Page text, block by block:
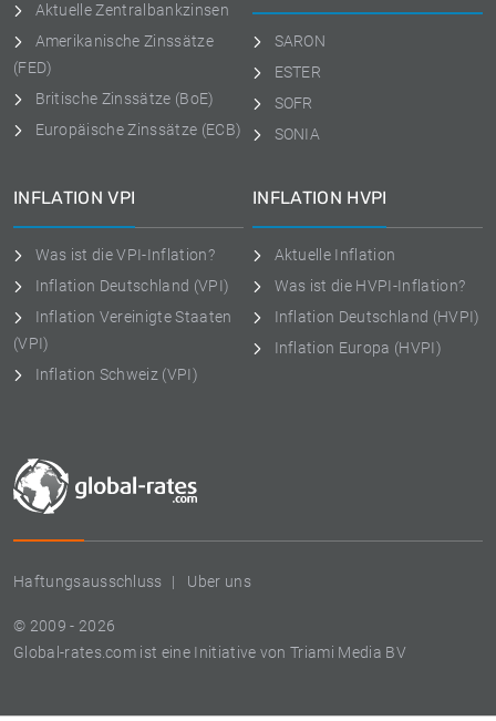
Haftungsausschluss Uber uns
© 2009 - 2026
Global-rates.com ist eine Initiative von Triami Media BV
Aktuelle Zentralbankzinsen
Amerikanische Zinssätze
(FED)
Britische Zinssätze (BoE)
Europäische Zinssätze (ECB)
SARON
ESTER
SOFR
SONIA
INFLATION VPI
Was ist die VPI-Inflation?
Inflation Deutschland (VPI)
Inflation Vereinigte Staaten
(VPI)
Inflation Schweiz (VPI)
INFLATION HVPI
Aktuelle Inflation
Was ist die HVPI-Inflation?
Inflation Deutschland (HVPI)
Inflation Europa (HVPI)